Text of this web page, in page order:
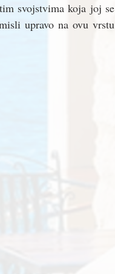
svojstvima koja joj se
upravo na ovu vrstu